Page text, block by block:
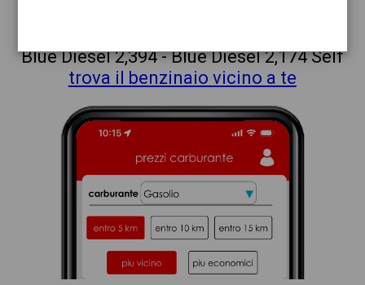
Blue Diesel 2,394 - Blue Diesel 2,174 Self
trova il benzinaio vicino a te